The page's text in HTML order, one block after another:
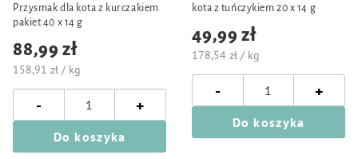
Przysmak dla kota z kurczakiem
pakiet 40 x 14 g
88,99 zł
158,91 zł / kg
- +
Do koszyka
kota z tuńczykiem 20 x 14 g
49,99 zł
178,54 zł / kg
- +
Do koszyka